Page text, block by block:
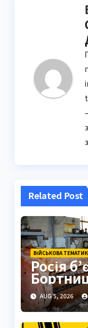
Related Post
ВІЙСЬКОВА
Росія
про
AUG 5, 2026